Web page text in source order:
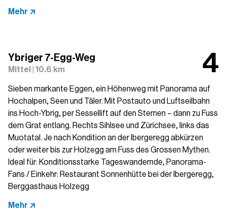
Mehr
Ybriger 7-Egg-Weg
Mittel | 10.6 km
Sieben markante Eggen, ein Höhenweg mit Panorama auf
Hochalpen, Seen und Täler. Mit Postauto und Luftseilbahn
ins Hoch-Ybrig, per Sessellift auf den Sternen – dann zu Fuss
dem Grat entlang. Rechts Sihlsee und Zürichsee, links das
Muotatal. Je nach Kondition an der Ibergeregg abkürzen
oder weiter bis zur Holzegg am Fuss des Grossen Mythen.
Ideal für: Konditionsstarke Tageswandernde, Panorama-
Fans / Einkehr: Restaurant Sonnenhütte bei der Ibergeregg,
Berggasthaus Holzegg
Mehr